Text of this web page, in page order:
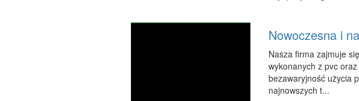
Nowoczesna i
Nasza firma zajmuje
wykonanych z pvc
bezawaryjność użycia
najnowszych t...